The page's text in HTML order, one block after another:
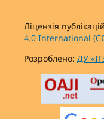
Ліцензія
4.0 International
Розроблено: ДУ